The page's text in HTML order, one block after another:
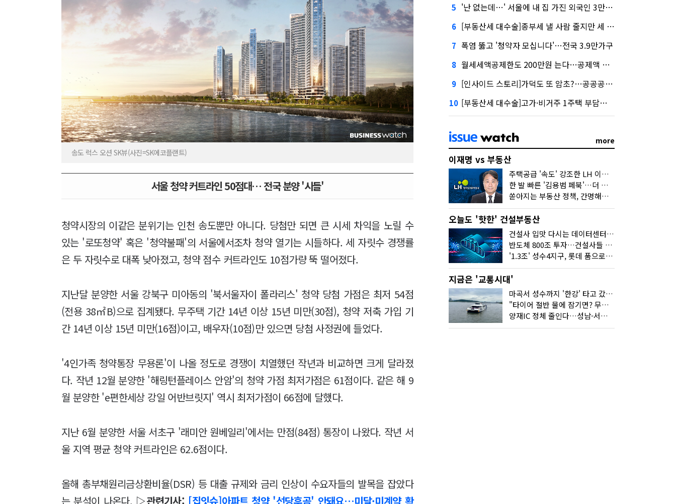
송도 럭스 오션 SK뷰(사진=SK에코플랜트)
서울 청약 커트라인 50점대… 전국 분양 '시들'
청약시장의 이같은 분위기는 인천 송도뿐만 아니다. 당첨만 되면 큰 시세 차익을 노릴 수
있는 '로또청약' 혹은 '청약불패'의 서울에서조차 청약 열기는 시들하다. 세 자릿수 경쟁률
은 두 자릿수로 대폭 낮아졌고, 청약 점수 커트라인도 10점가량 뚝 떨어졌다.
지난달 분양한 서울 강북구 미아동의 '북서울자이 폴라리스' 청약 당첨 가점은 최저 54점
(전용 38㎡B)으로 집계됐다. 무주택 기간 14년 이상 15년 미만(30점), 청약 저축 가입 기
간 14년 이상 15년 미만(16점)이고, 배우자(10점)만 있으면 당첨 사정권에 들었다.
'4인가족 청약통장 무용론'이 나올 정도로 경쟁이 치열했던 작년과 비교하면 크게 달라졌
다. 작년 12월 분양한 '해링턴플레이스 안암'의 청약 가점 최저가점은 61점이다. 같은 해 9
월 분양한 'e편한세상 강일 어반브릿지' 역시 최저가점이 66점에 달했다.
지난 6월 분양한 서울 서초구 '래미안 원베일리'에서는 만점(84점) 통장이 나왔다. 작년 서
울 지역 평균 청약 커트라인은 62.6점이다.
올해 총부채원리금상환비율(DSR) 등 대출 규제와 금리 인상이 수요자들의 발목을 잡았다
는 분석이 나온다. ▷관련기사: [집잇슈]아파트 청약 '선당후곰' 안돼요…미달·미계약 확
5 '난 없는데…' 서울에 내 집 가진 외국인 3만3000명
6 [부동산세 대수술]종부세 낼 사람 줄지만 세 부담 커진다
7 폭염 뚫고 '청약자 모십니다'…전국 3.9만가구
8 월세세액공제한도 200만원 는다…공제액 최대 54만원↑
9 [인사이드 스토리]가덕도 또 암초?…공공공사의 '굴레'
10 [부동산세 대수술]고가·비거주 1주택 부담…'대전족'도 불똥
more
이재명 vs 부동산
주택공급 '속도' 강조한 LH 이성훈 "전력질주해야"
한 발 빠른 '김용범 페북'…더 강한 부동산 규제 나오나
쏟아지는 부동산 정책, 간명해져야
오늘도 '핫한' 건설부동산
건설사 입맛 다시는 데이터센터…암초는 '주민 반대'
반도체 800조 투자…건설사들 "물 들어온다!"
'1.3조' 성수4지구, 롯데 품으로…'성수르엘 S70' 거듭
지금은 '교통시대'
마곡서 성수까지 '한강' 타고 갔습니다
"타이어 절반 물에 잠기면? 무조건 탈출하세요"
양재IC 정체 줄인다…성남-서초 고속도로 2029년 착공